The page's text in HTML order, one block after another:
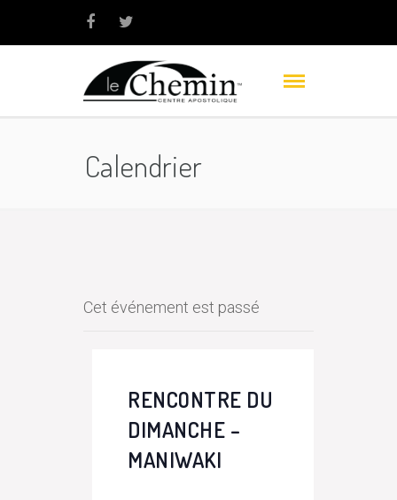
Calendrier
Cet événement est passé
RENCONTRE DU
DIMANCHE –
MANIWAKI